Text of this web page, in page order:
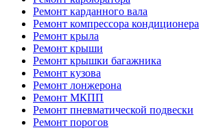
Ремонт карданного вала
Ремонт компрессора кондиционера
Ремонт крыла
Ремонт крыши
Ремонт крышки багажника
Ремонт кузова
Ремонт лонжерона
Ремонт МКПП
Ремонт пневматической подвески
Ремонт порогов